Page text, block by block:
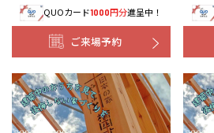
QUOカード1000円分進呈中！
ご来場予約